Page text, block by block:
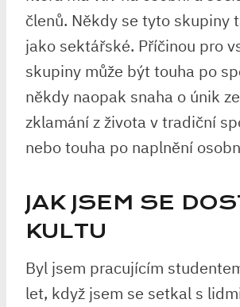
členů. Někdy se tyto skupiny
jako sektářské. Příčinou pro
skupiny může být touha po
někdy naopak snaha o únik
zklamání z života v tradiční
nebo touha po naplnění
JAK JSEM SE
KULTU
Byl jsem pracujícím
let, když jsem se setkal s